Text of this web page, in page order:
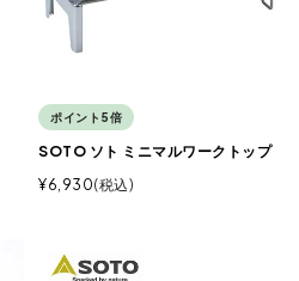
ポイント5倍
SOTO ソト ミニマルワークトップ
¥6,930 税込